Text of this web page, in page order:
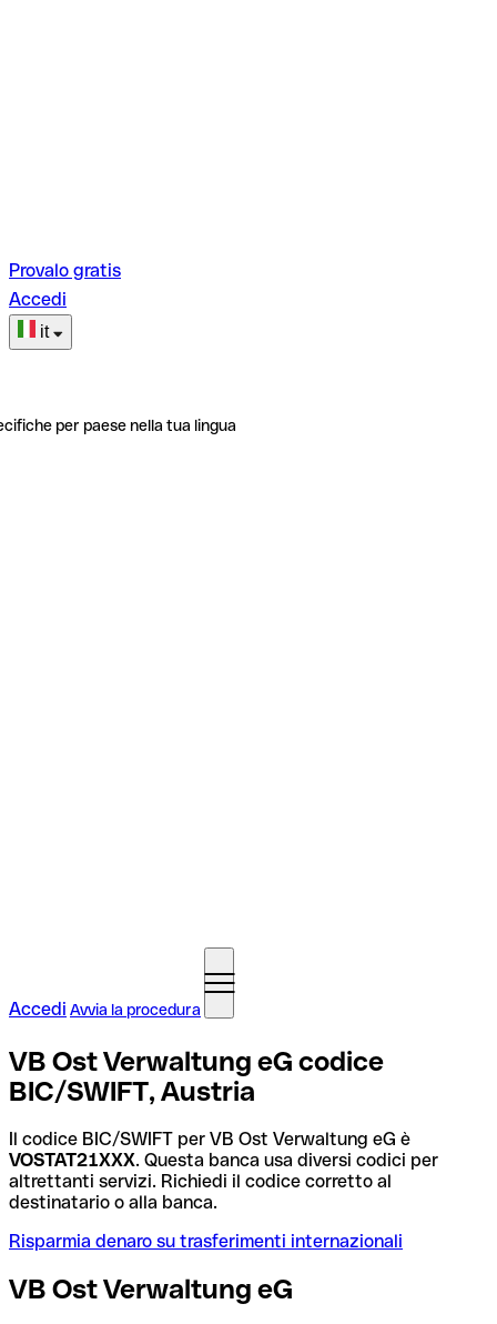
Provalo gratis
Accedi
it
per paese nella tua lingua
Accedi Avvia la procedura
VB Ost Verwaltung eG codice
BIC/SWIFT, Austria
Il codice BIC/SWIFT per VB Ost Verwaltung eG è
VOSTAT21XXX. Questa banca usa diversi codici per
altrettanti servizi. Richiedi il codice corretto al
destinatario o alla banca.
Risparmia denaro su trasferimenti internazionali
VB Ost Verwaltung eG